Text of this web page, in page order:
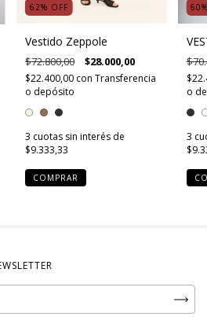
62% OFF
Vestido Zeppole
$72.800,00 $28.000,00
$22.400,00 con Transferencia
o depósito
3 cuotas sin interés de
$9.333,33
COMPRAR
60
o
3